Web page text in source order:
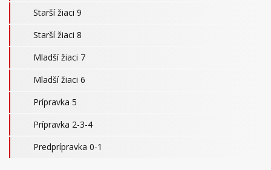
Starší žiaci 9
Starší žiaci 8
Mladší žiaci 7
Mladší žiaci 6
Prípravka 5
Prípravka 2-3-4
Predprípravka 0-1